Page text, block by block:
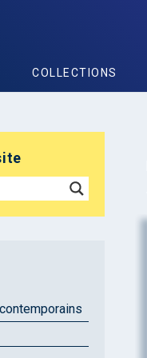
COLLECTIONS